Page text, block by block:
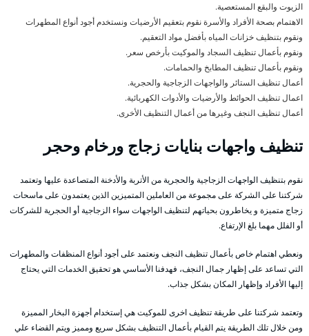
الزيوت والبقع المستعصية.
الاهتمام بصحة الأفراد والأسرة نقوم بتعقيم الأرضيات ونستخدم أجود أنواع المطهرات
ونقوم بتنظيف خزانات المياه بأفضل مواد التعقيم.
ونقوم بأعمال تنظيف السجاد والموكيت بأرخص سعر.
ونقوم بأعمال تنظيف المطابخ والحمامات.
أعمال تنظيف الستائر والواجهات الزجاجية والحجرية.
اعمال تنظيف الحوائط والأرضيات والأدوات الكهربائية.
أعمال تنظيف النجف وغيرها من أعمال التنظيف الأخرى.
تنظيف واجهات بنايات زجاج ورخام وحجر
نقوم بتنظيف الواجهات الزجاجية والحجرية من الأتربة والأدخنة المتصاعدة عليها وتعتمد
شركتنا على الشركة على مجموعة من العاملين المتميزين الذين يعتمدون على ماسحات
زجاج متميزة و يخاطرون بحياتهم لتنظيف الواجهات سواء الزجاجية أو الحجرية للشركات
أو الفلل مهما بلغ الإرتفاع.
ونعطي اهتمام خاص بأعمال تنظيف النجف ونعتمد على أجود أنواع المنظفات والمطهرات
التي تساعد على إظهار جمال النجف، فهدفنا الأساسي هو تحقيق الخدمات التي يحتاج
إليها الأفراد وإظهار المكان بشكل جذاب.
وتعتمد شركتنا على طريقة تنظيف اخرى للموكيت هي إستخدام أجهزة البخار المميزة
ومن خلال تلك الطريقة يتم القيام بأعمال التنظيف بشكل سريع ومميز ويتم القضاء علي